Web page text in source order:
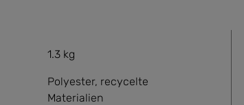
1.3 kg
Polyester, recycelte
Materialien